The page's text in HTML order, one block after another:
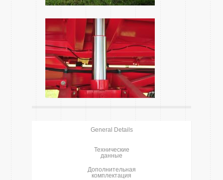
General Details
Технические
данные
Дополнительная
комплектация